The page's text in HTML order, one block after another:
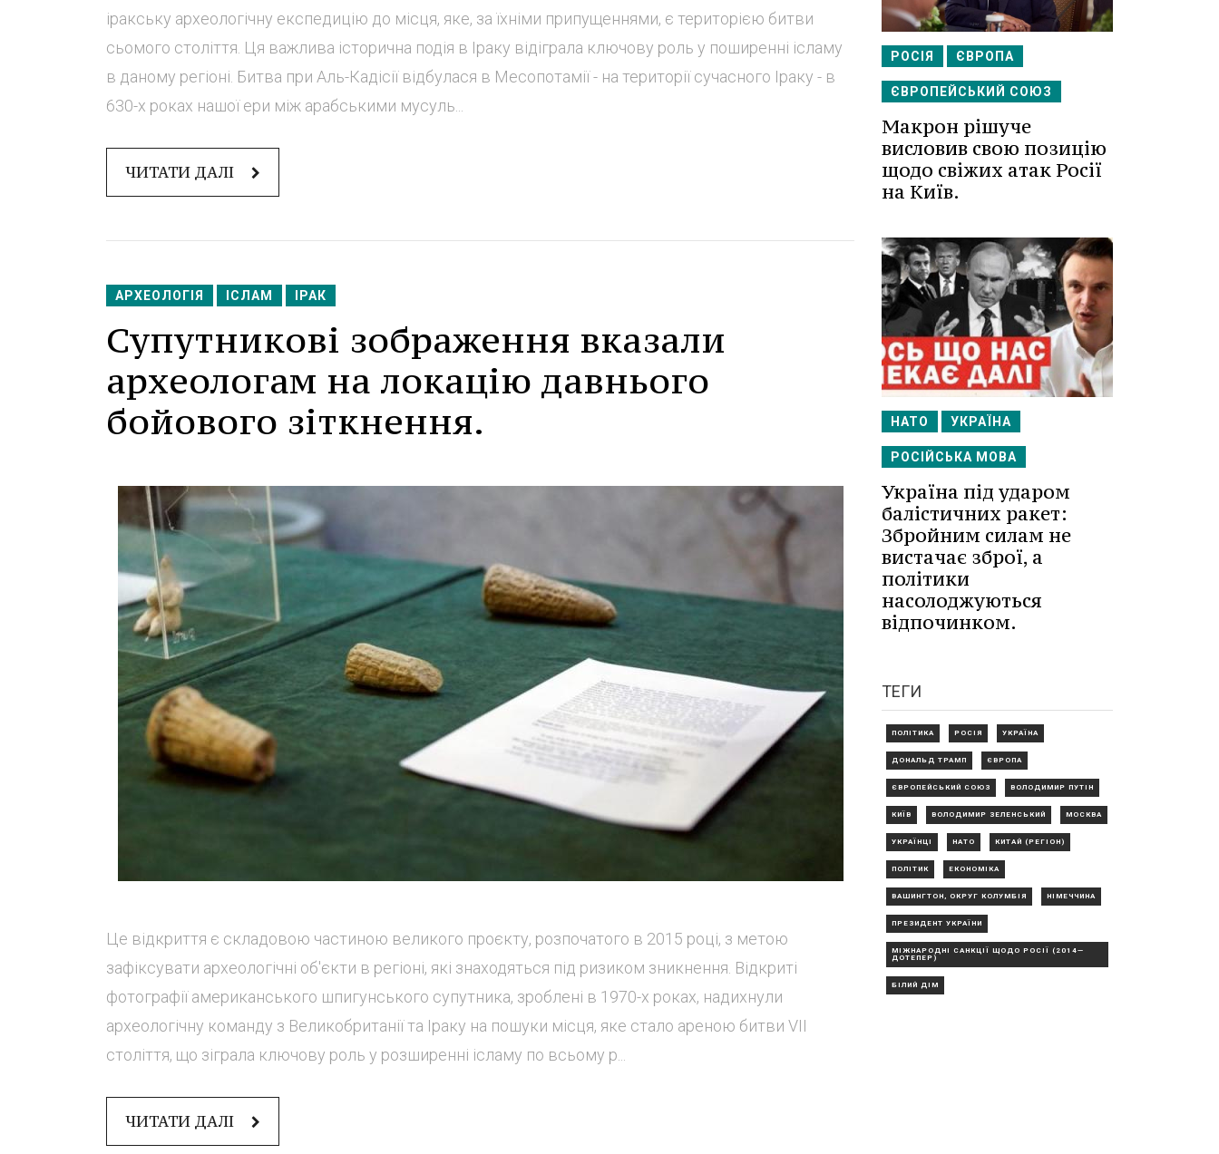
іракську археологічну експедицію до місця, яке, за їхніми припущеннями, є територією битви
сьомого століття. Ця важлива історична подія в Іраку відіграла ключову роль у поширенні ісламу
в даному регіоні. Битва при Аль-Кадісії відбулася в Месопотамії - на території сучасного Іраку - в
630-х роках нашої ери між арабськими мусуль...
ЧИТАТИ ДАЛІ
АРХЕОЛОГІЯ ІСЛАМ ІРАК
Супутникові зображення вказали
археологам на локацію давнього
бойового зіткнення.
Це відкриття є складовою частиною великого проєкту, розпочатого в 2015 році, з метою
зафіксувати археологічні об'єкти в регіоні, які знаходяться під ризиком зникнення. Відкриті
фотографії американського шпигунського супутника, зроблені в 1970-х роках, надихнули
археологічну команду з Великобританії та Іраку на пошуки місця, яке стало ареною битви VII
століття, що зіграла ключову роль у розширенні ісламу по всьому р...
ЧИТАТИ ДАЛІ
РОСІЯ ЄВРОПА
ЄВРОПЕЙСЬКИЙ СОЮЗ
Макрон рішуче
висловив свою позицію
щодо свіжих атак Росії
на Київ.
НАТО УКРАЇНА
РОСІЙСЬКА МОВА
Україна під ударом
балістичних ракет:
Збройним силам не
вистачає зброї, а
політики
насолоджуються
відпочинком.
ТЕГИ
ПОЛІТИКА РОСІЯ УКРАЇНА
ДОНАЛЬД ТРАМП ЄВРОПА
ЄВРОПЕЙСЬКИЙ СОЮЗ ВОЛОДИМИР ПУТІН
КИЇВ ВОЛОДИМИР ЗЕЛЕНСЬКИЙ МОСКВА
УКРАЇНЦІ НАТО КИТАЙ (РЕГІОН)
ПОЛІТИК ЕКОНОМІКА
ВАШИНГТОН, ОКРУГ КОЛУМБІЯ НІМЕЧЧИНА
ПРЕЗИДЕНТ УКРАЇНИ
МІЖНАРОДНІ САНКЦІЇ ЩОДО РОСІЇ (2014—
ДОТЕПЕР)
БІЛИЙ ДІМ